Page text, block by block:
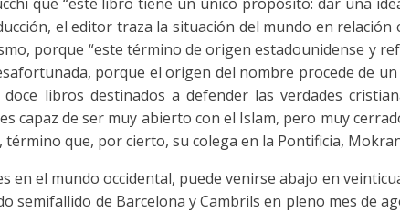
el editor traza la situación del mundo en relación
porque “este término de origen estadounidense y
porque el origen del nombre procede de
libros destinados a defender las verdades
de ser muy abierto con el Islam, pero muy
que, por cierto, su colega en la Pontificia,
en el mundo occidental, puede venirse abajo en
semifallido de Barcelona y Cambrils en pleno mes de